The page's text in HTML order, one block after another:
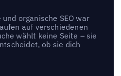
organische SEO war
auf verschiedenen
wählt keine Seite – sie
ob sie dich